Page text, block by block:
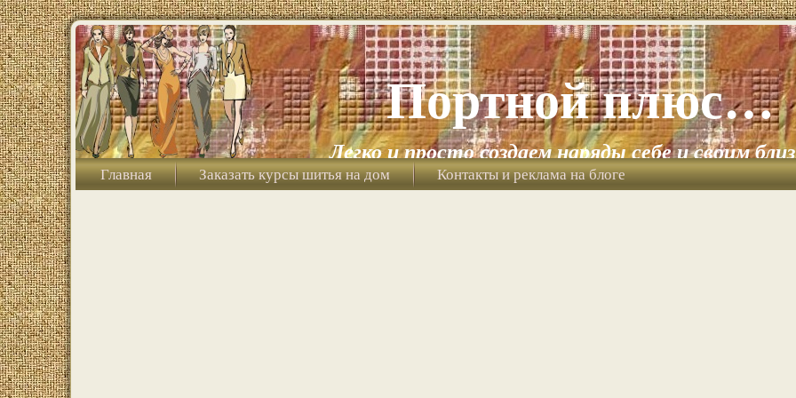
Портной плюс…
Легко и просто создаем наряды себе и своим
Главная Заказать курсы шитья на дом Контакты и реклама на блоге